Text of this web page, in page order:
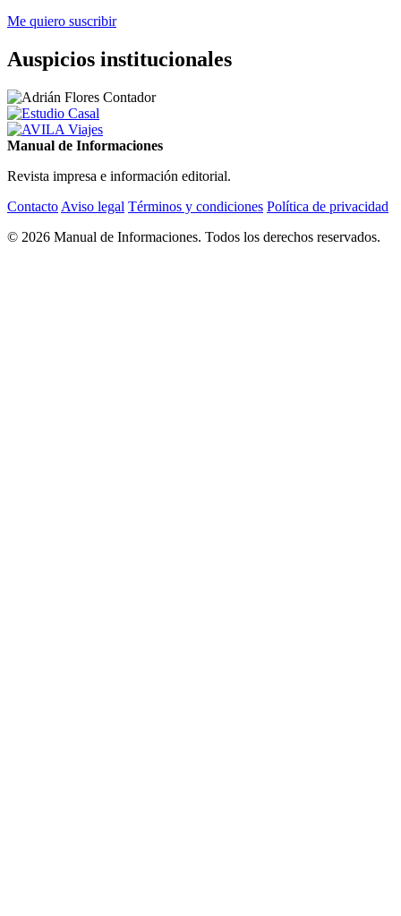
Me quiero suscribir
Auspicios institucionales
Manual de Informaciones
Revista impresa e información editorial.
Contacto Aviso legal Términos y condiciones Política de privacidad
© 2026 Manual de Informaciones. Todos los derechos reservados.